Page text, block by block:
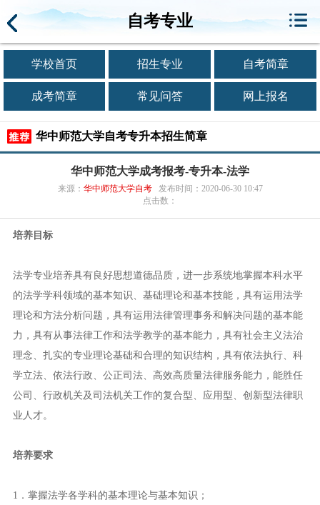
自考专业
学校首页 招生专业 自考简章
成考简章 常见问答 网上报名
华中师范大学自考专升本招生简章
华中师范大学成考报考-专升本-法学
来源： 华中师范大学自考发布时间：2020-06-30 10:47
点击数：
培养目标
法学专业培养具有良好思想道德品质，进一步系统地掌握本科水平
的法学学科领域的基本知识、基础理论和基本技能，具有运用法学
理论和方法分析问题，具有运用法律管理事务和解决问题的基本能
力，具有从事法律工作和法学教学的基本能力，具有社会主义法治
理念、扎实的专业理论基础和合理的知识结构，具有依法执行、科
学立法、依法行政、公正司法、高效高质量法律服务能力，能胜任
公司、行政机关及司法机关工作的复合型、应用型、创新型法律职
业人才。
培养要求
1．掌握法学各学科的基本理论与基本知识；